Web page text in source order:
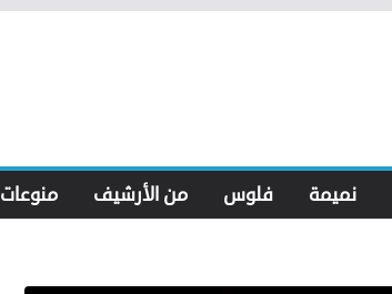
نميمة فلوس من الأرشيف منوعات